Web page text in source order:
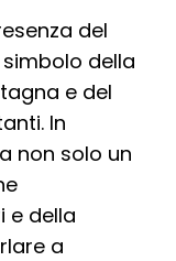
del
della
e del
In
non solo un
e della
a